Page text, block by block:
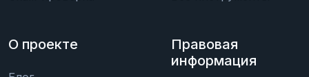
О проекте
Правовая
информация